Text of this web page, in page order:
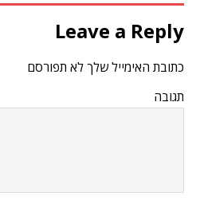
Leave a Reply
כתובת האימייל שלך לא תפורסם
תגובה